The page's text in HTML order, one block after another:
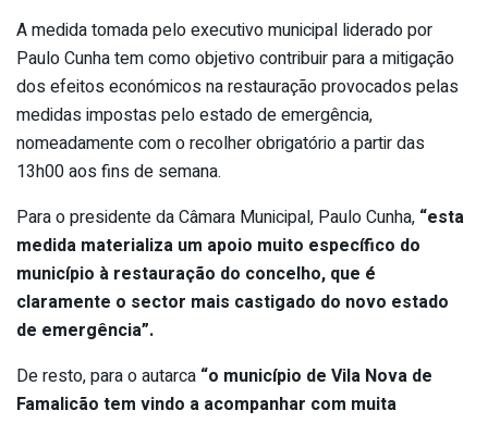
A medida tomada pelo executivo municipal liderado por
Paulo Cunha tem como objetivo contribuir para a mitigação
dos efeitos económicos na restauração provocados pelas
medidas impostas pelo estado de emergência,
nomeadamente com o recolher obrigatório a partir das
13h00 aos fins de semana.
Para o presidente da Câmara Municipal, Paulo Cunha, “esta
medida materializa um apoio muito específico do
município à restauração do concelho, que é
claramente o sector mais castigado do novo estado
de emergência”.
De resto, para o autarca “o município de Vila Nova de
Famalicão tem vindo a acompanhar com muita